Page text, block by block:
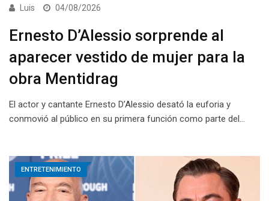
Luis 04/08/2026
Ernesto D’Alessio sorprende al
aparecer vestido de mujer para la
obra Mentidrag
El actor y cantante Ernesto D’Alessio desató la euforia y
conmovió al público en su primera función como parte del…
ENTRETENIMIENTO